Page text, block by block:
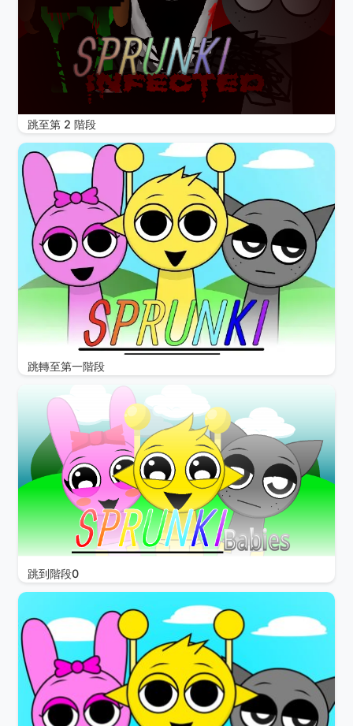
跳至第 2 階段
跳轉至第一階段
跳到階段0